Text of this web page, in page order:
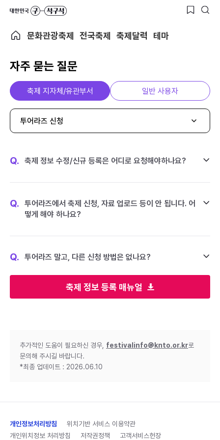
문화관광축제 전국축제 축제달력 테마
자주 묻는 질문
축제 정보 등록 매뉴얼
축제 지자체/유관부서 일반 사용자
투어라즈 신청
Q. 축제 정보 수정/신규 등록은 어디로 요청해야하나요?
Q.
투어라즈에서 축제 신청, 자료 업로드 등이 안 됩니다. 어
떻게 해야 하나요?
Q. 투어라즈 말고, 다른 신청 방법은 없나요?
추가적인 도움이 필요하신 경우, festivalinfo@knto.or.kr로
문의해 주시길 바랍니다.
*최종 업데이트 : 2026.06.10
개인정보처리방침
위치기반 서비스 이용약관
개인위치정보 처리방침
저작권정책 고객서비스헌장